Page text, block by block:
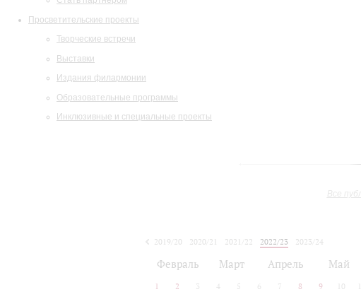
Просветительские проекты
Творческие встречи
Выставки
Издания филармонии
Образовательные программы
Инклюзивные и специальные проекты
Все
2019/20 2020/21 2021/22 2022/23
2023/24
Февраль Март Апрель Май
1 2 3 4 5 6 7 8 9 10